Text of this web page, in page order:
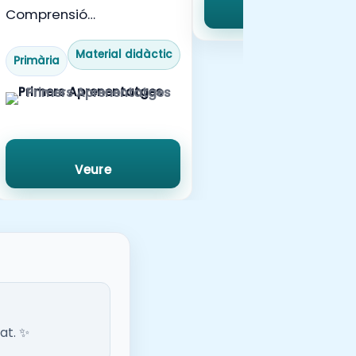
Comprensió
Llegeixo, dibuixo i pinto.
Primària Material didàctic
Primers Aprenentatges
Veure
✨